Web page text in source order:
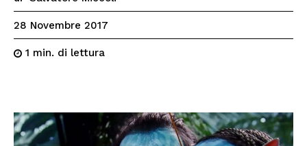
28 Novembre 2017
1 min. di lettura